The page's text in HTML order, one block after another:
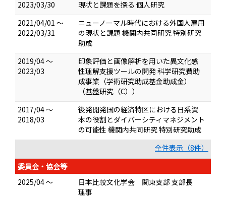
2023/03/30
現状と課題を探る 個人研究
2021/04/01 ～
2022/03/31
ニューノーマル時代における外国人雇用
の現状と課題 機関内共同研究 特別研究
助成
2019/04 ～
2023/03
印象評価と画像解析を用いた異文化感
性理解支援ツールの開発 科学研究費助
成事業（学術研究助成基金助成金）
（基盤研究（C））
2017/04 ～
2018/03
後発開発国の経済特区における日系資
本の役割とダイバーシティマネジメント
の可能性 機関内共同研究 特別研究助成
全件表示（8件）
委員会・協会等
2025/04 ～
日本比較文化学会 関東支部 支部長
理事